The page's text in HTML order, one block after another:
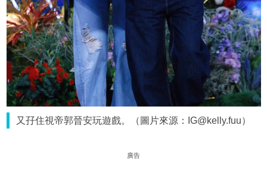
又孖住視帝郭晉安玩遊戲。（圖片來源：IG@kelly.fuu）
廣告